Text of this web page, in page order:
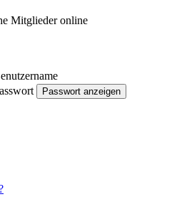
Mitglieder online
Passwort anzeigen